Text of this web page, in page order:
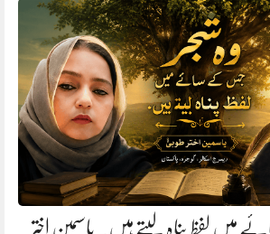
میں لفظ پناہ لیتے ہیں. یاسمین اختر